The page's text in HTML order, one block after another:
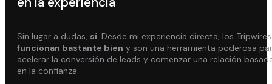
Sin lugar a dudas, sí. Desde mi experiencia directa, los Tripwires
funcionan bastante bien y son una herramienta poderosa
acelerar la conversión de leads y comenzar una relación
en la confianza.